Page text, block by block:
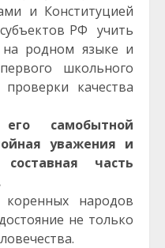
и Конституцией
РФ учить
родном языке и
школьного
качества
самобытной
уважения и
часть
народов
не только